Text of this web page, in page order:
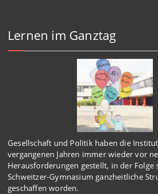
Lernen im Ganztag
Gesellschaft und Politik haben die
vergangenen Jahren immer wiedervor
Herausforderungen gestellt, in der Folge
Schweitzer-Gymnasium ganzheitliche
geschaffen worden.